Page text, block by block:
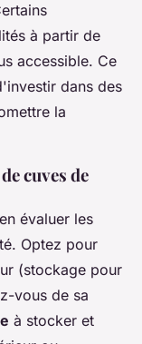
à partir de
accessible. Ce
dans des
la
cuves de
évaluer les
Optez pour
(stockage pour
vous de sa
à stocker et